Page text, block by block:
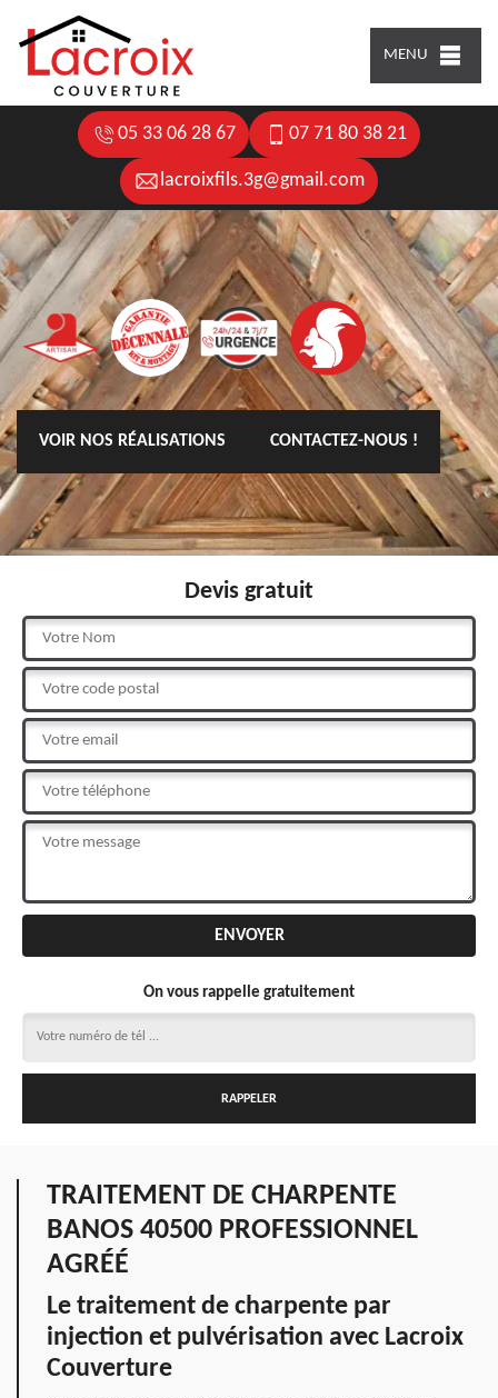
MENU
05 33 06 28 67 07 71 80 38 21
lacroixfils.3g@gmail.com
VOIR NOS RÉALISATIONS CONTACTEZ-NOUS !
Devis gratuit
On vous rappelle gratuitement
TRAITEMENT DE CHARPENTE
BANOS 40500 PROFESSIONNEL
AGRÉÉ
Le traitement de charpente par
injection et pulvérisation avec Lacroix
Couverture